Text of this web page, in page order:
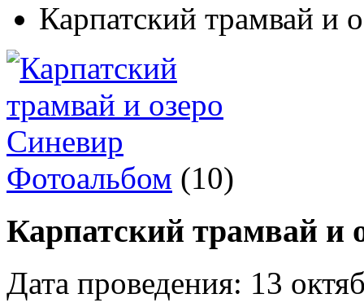
Карпатский трамвай и
Фотоальбом (10)
Карпатский трамвай и
Дата проведения: 13